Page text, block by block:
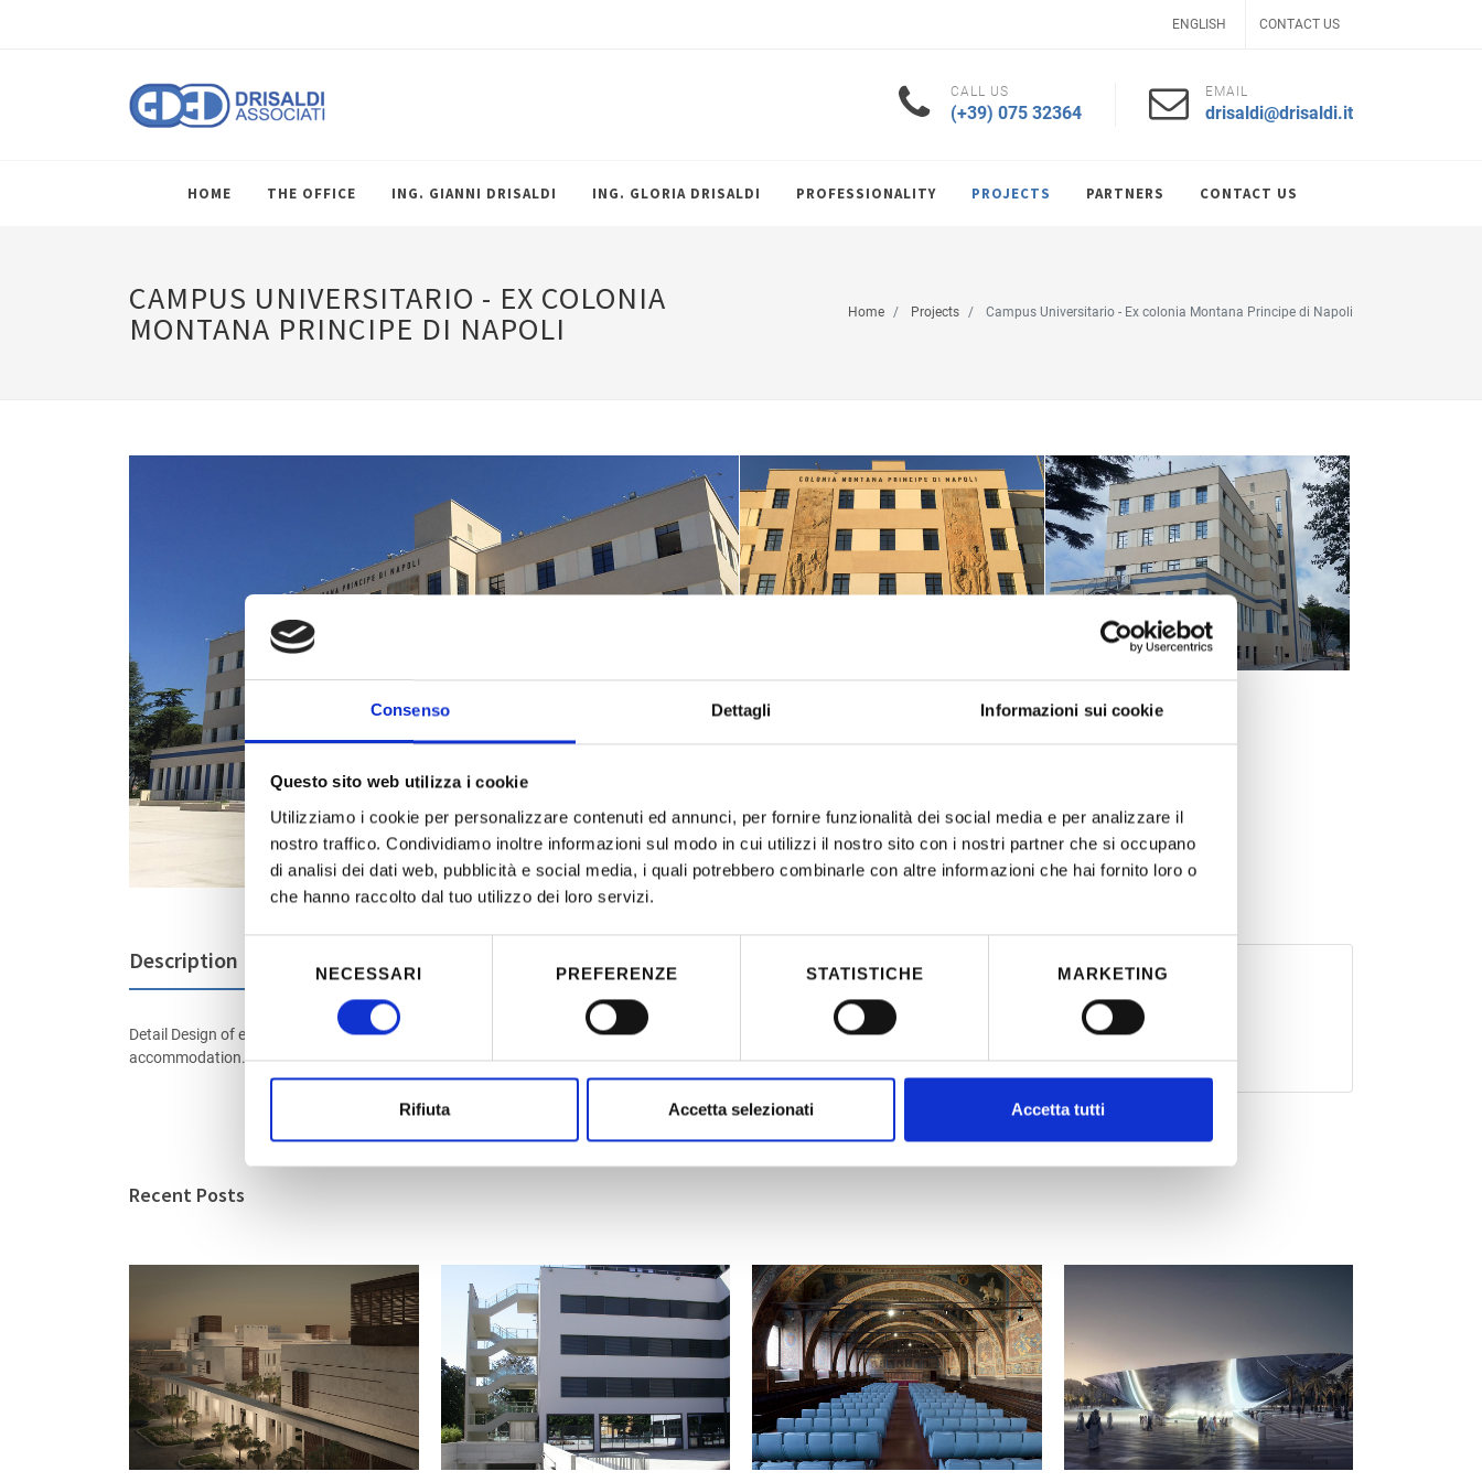
Consenso Dettagli Informazioni sui cookie
Questo sito web utilizza i cookie
Utilizziamo i cookie per personalizzare contenuti ed annunci, per fornire funzionalità dei social media e per analizzare il
nostro traffico. Condividiamo inoltre informazioni sul modo in cui utilizzi il nostro sito con i nostri partner che si occupano
di analisi dei dati web, pubblicità e social media, i quali potrebbero combinarle con altre informazioni che hai fornito loro o
che hanno raccolto dal tuo utilizzo dei loro servizi.
NECESSARI PREFERENZE STATISTICHE MARKETING
Rifiuta Accetta selezionati Accetta tutti
ENGLISH CONTACT US
CALL US
(+39) 075 32364
EMAIL
drisaldi@drisaldi.it
HOME THE OFFICE ING. GIANNI DRISALDI ING. GLORIA DRISALDI PROFESSIONALITY PROJECTS PARTNERS CONTACT US
CAMPUS UNIVERSITARIO - EX COLONIA
MONTANA PRINCIPE DI NAPOLI Home Projects Campus Universitario - Ex colonia Montana Principe di Napoli
Description
Detail Design of electrical, telecommunication and lighting systems in the
accommodation.
Location:
Agerola (NA) – Italia
Client:
Municipal Administration of Agerola
Recent Posts